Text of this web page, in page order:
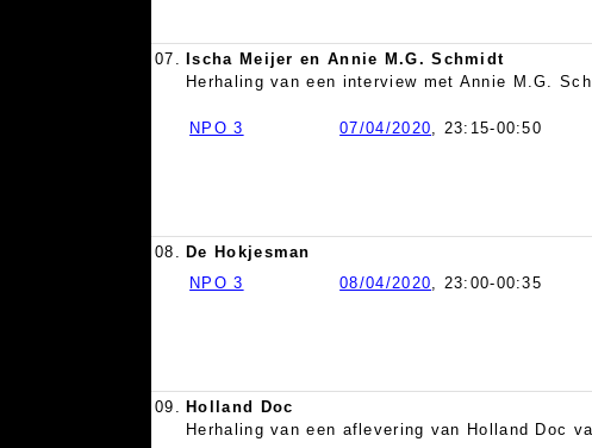
07.
Ischa Meijer en Annie M.G. Schmidt
Herhaling van een interview met Annie M.G.
NPO 3 07/04/2020, 23:15-00:50
08. De Hokjesman
NPO 3
08/04/2020, 23:00-00:35
09. Holland Doc
Herhaling van een aflevering van Holland Doc